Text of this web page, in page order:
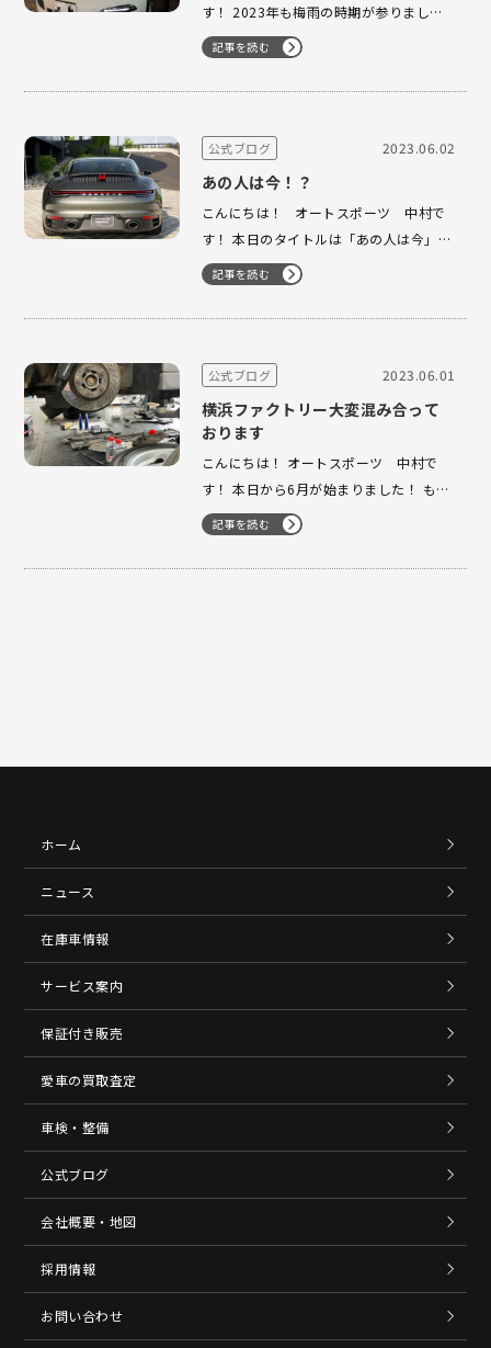
す！ 2023年も梅雨の時期が参りまし
た！ ドライブ好きには苦痛な日々の始ま
りですね… 私も個人的にポルシェを所
有しておりますが 基本的に雨の日はポル
うか？ &nb…
記事を読む
公式ブログ 2023.06.02
あの人は今！？
こんにちは！ オートスポーツ 中村で
す！ 本日のタイトルは「あの人は今」で
すが、 何の事かと言いますとポルシェを
転売目的で 購入され納車直後に転売をさ
れておりました 方々のその後が気になっ
か心配になって来て…
記事を読む
公式ブログ 2023.06.01
横浜ファクトリー大変混み合って
おります
こんにちは！ オートスポーツ 中村で
す！ 本日から6月が始まりました！ もう
夏じゃないか？ と思うような日々が続い
ておりますが、 大変有り難い事にたくさ
んのご成約車両の整備を始め整備依頼、
記事を読む
ホーム
ニュース
在庫車情報
サービス案内
保証付き販売
愛車の買取査定
車検・整備
公式ブログ
会社概要・地図
採用情報
お問い合わせ